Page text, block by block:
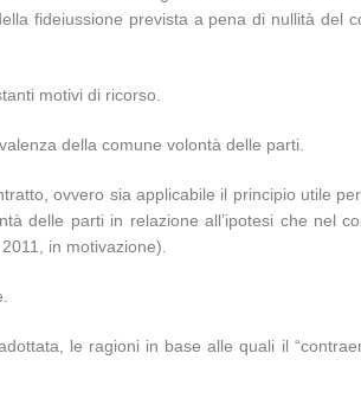
fideiussione prevista a pena di nullità del
motivi di ricorso.
della comune volontà delle parti.
ovvero sia applicabile il principio utile
delle parti in relazione all’ipotesi che nel
in motivazione).
le ragioni in base alle quali il